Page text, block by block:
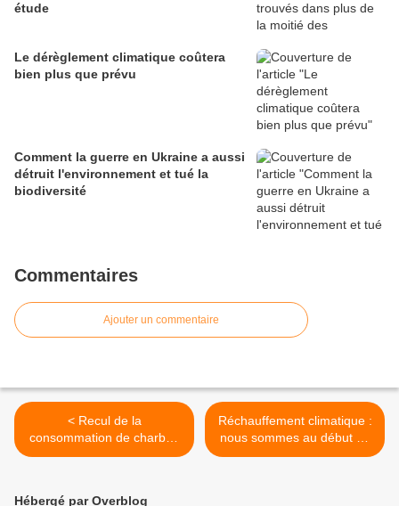
étude
Le dérèglement climatique coûtera
bien plus que prévu
Comment la guerre en Ukraine a aussi
détruit l'environnement et tué la
biodiversité
Commentaires
Ajouter un commentaire
< Recul de la
consommation de charbon
sur six mois à Pékinl
Réchauffement climatique :
nous sommes au début de
grands boulversements >
Hébergé par Overblog